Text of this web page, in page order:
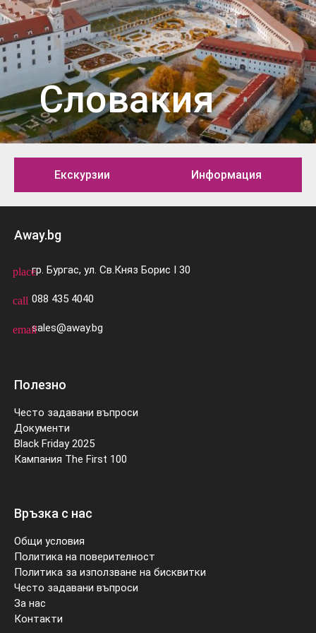
Словакия
Екскурзии Информация
Away.bg
placeгр. Бургас, ул. Св.Княз Борис I 30
call 088 435 4040
emailsales@away.bg
Полезно
Често задавани въпроси
Документи
Black Friday 2025
Кампания The First 100
Връзка с нас
Общи условия
Политика на поверителност
Политика за използване на бисквитки
Често задавани въпроси
За нас
Контакти